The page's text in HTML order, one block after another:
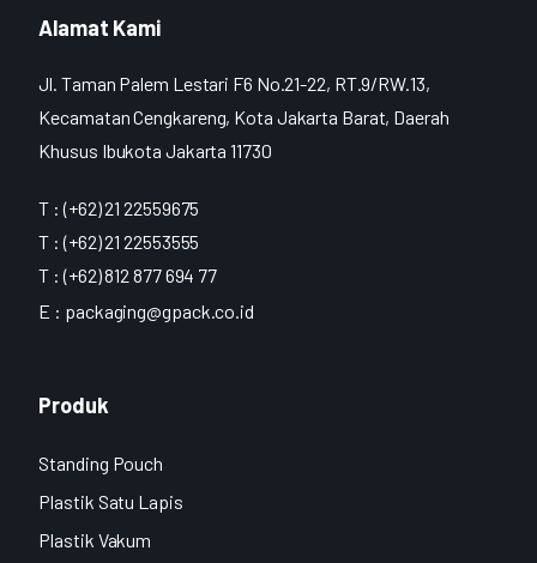
Alamat Kami
Jl. Taman Palem Lestari F6 No.21-22, RT.9/RW.13,
Kecamatan Cengkareng, Kota Jakarta Barat, Daerah
Khusus Ibukota Jakarta 11730
T : (+62) 21 22559675
T : (+62) 21 22553555
T : (+62) 812 877 694 77
E : packaging@gpack.co.id
Produk
Standing Pouch
Plastik Satu Lapis
Plastik Vakum